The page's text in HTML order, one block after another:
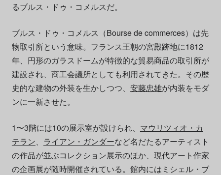
るブルス・ドゥ・コメルスだ。
ブルス・ドゥ・コメルス（Bourse de commerces）は先
物取引所という意味。フランス王朝の宮殿跡地に1812
年、円形のガラスドームが特徴的な貿易商品の取引所が
建設され、商工会議所としても利用されてきた。その歴
史的な建物の外装を生かしつつ、 安藤忠雄が内装をモダ
ンに一新させた。
1〜3階には10の展示室が設けられ、 マウリツィオ・カ
テラン、 ライアン・ガンダーなど名だたるアーティスト
の作品が並ぶコレクション展示のほか、現代アート作家
の企画展が随時開催されている。館内にはミシェル・ブ